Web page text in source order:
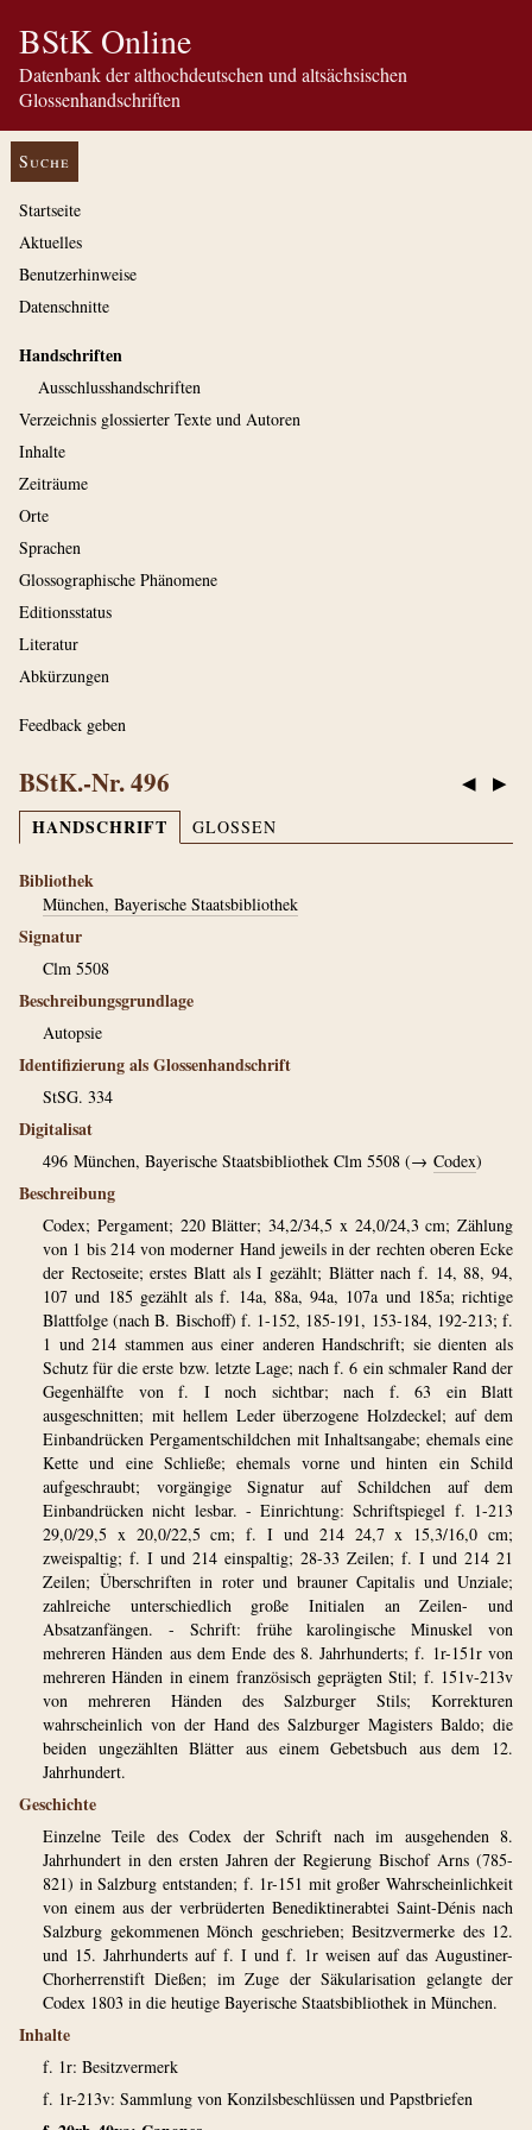
BStK Online
Datenbank der althochdeutschen und altsächsischen
Glossenhandschriften
Suche
Startseite
Aktuelles
Benutzerhinweise
Datenschnitte
Handschriften
Ausschluss­handschriften
Verzeichnis glossierter Texte und Autoren
Inhalte
Zeiträume
Orte
Sprachen
Glossographische Phänomene
Editionsstatus
Literatur
Abkürzungen
Feedback geben
◀ ▶
BStK.-Nr. 496
HANDSCHRIFT GLOSSEN
Bibliothek
München, Bayerische Staatsbibliothek
Signatur
Clm 5508
Beschreibungsgrundlage
Autopsie
Identifizierung als Glossenhandschrift
StSG. 334
Digitalisat
496 München, Bayerische Staatsbibliothek Clm 5508 (→ Codex)
Beschreibung
Codex; Pergament; 220 Blätter; 34,2/34,5 x 24,0/24,3 cm; Zählung
von 1 bis 214 von moderner Hand jeweils in der rechten oberen Ecke
der Rectoseite; erstes Blatt als I gezählt; Blätter nach f. 14, 88, 94,
107 und 185 gezählt als f. 14a, 88a, 94a, 107a und 185a; richtige
Blattfolge (nach B. Bischoff) f. 1-152, 185-191, 153-184, 192-213; f.
1 und 214 stammen aus einer anderen Handschrift; sie dienten als
Schutz für die erste bzw. letzte Lage; nach f. 6 ein schmaler Rand der
Gegenhälfte von f. I noch sichtbar; nach f. 63 ein Blatt
ausgeschnitten; mit hellem Leder überzogene Holzdeckel; auf dem
Einbandrücken Pergamentschildchen mit Inhaltsangabe; ehemals eine
Kette und eine Schließe; ehemals vorne und hinten ein Schild
aufgeschraubt; vorgängige Signatur auf Schildchen auf dem
Einbandrücken nicht lesbar. - Einrichtung: Schriftspiegel f. 1-213
29,0/29,5 x 20,0/22,5 cm; f. I und 214 24,7 x 15,3/16,0 cm;
zweispaltig; f. I und 214 einspaltig; 28-33 Zeilen; f. I und 214 21
Zeilen; Überschriften in roter und brauner Capitalis und Unziale;
zahlreiche unterschiedlich große Initialen an Zeilen- und
Absatzanfängen. - Schrift: frühe karolingische Minuskel von
mehreren Händen aus dem Ende des 8. Jahrhunderts; f. 1r-151r von
mehreren Händen in einem französisch geprägten Stil; f. 151v-213v
von mehreren Händen des Salzburger Stils; Korrekturen
wahrscheinlich von der Hand des Salzburger Magisters Baldo; die
beiden ungezählten Blätter aus einem Gebetsbuch aus dem 12.
Jahrhundert.
Geschichte
Einzelne Teile des Codex der Schrift nach im ausgehenden 8.
Jahrhundert in den ersten Jahren der Regierung Bischof Arns (785-
821) in Salzburg entstanden; f. 1r-151 mit großer Wahrscheinlichkeit
von einem aus der verbrüderten Benediktinerabtei Saint-Dénis nach
Salzburg gekommenen Mönch geschrieben; Besitzvermerke des 12.
und 15. Jahrhunderts auf f. I und f. 1r weisen auf das Augustiner-
Chorherrenstift Dießen; im Zuge der Säkularisation gelangte der
Codex 1803 in die heutige Bayerische Staatsbibliothek in München.
Inhalte
f. 1r: Besitzvermerk
f. 1r-213v: Sammlung von Konzilsbeschlüssen und Papstbriefen